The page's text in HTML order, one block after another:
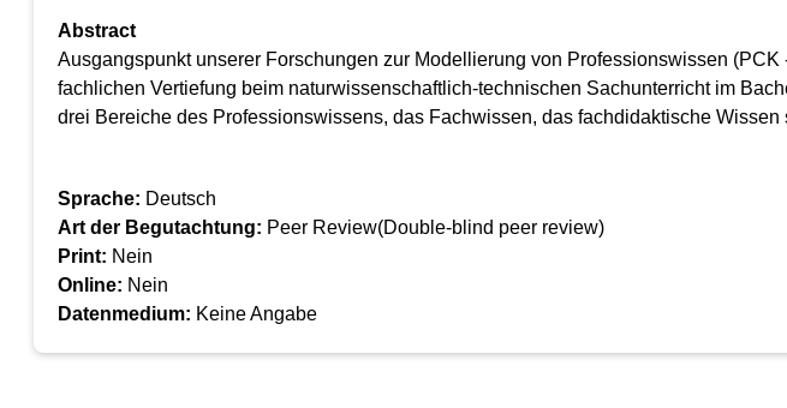
Abstract
Ausgangspunkt unserer Forschungen zur Modellierung von Professionswissen
fachlichen Vertiefung beim naturwissenschaftlich-technischen Sachunterricht im
drei Bereiche des Professionswissens, das Fachwissen, das fachdidaktische
Sprache: Deutsch
Art der Begutachtung: Peer Review(Double-blind peer review)
Print: Nein
Online: Nein
Datenmedium: Keine Angabe